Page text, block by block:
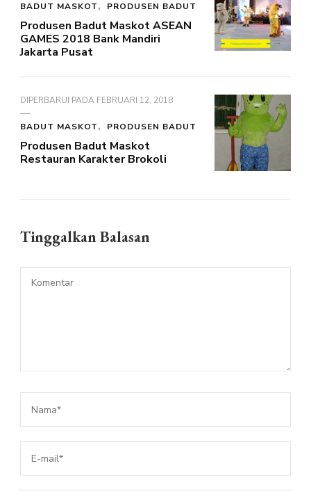
BADUT MASKOT PRODUSEN BADUT
Produsen Badut Maskot ASEAN
GAMES 2018 Bank Mandiri
Jakarta Pusat
DIPERBARUI PADA FEBRUARI 12, 2018
BADUT MASKOT PRODUSEN BADUT
Produsen Badut Maskot
Restauran Karakter Brokoli
Tinggalkan Balasan